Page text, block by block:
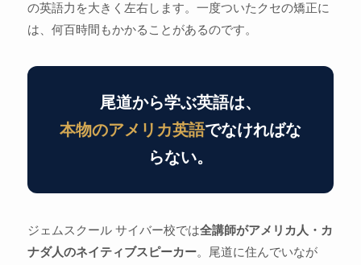
の英語力を大きく左右します。一度ついたクセの矯正に
は、何百時間もかかることがあるのです。
尾道から学ぶ英語は、
本物のアメリカ英語でなければな
らない。
ジェムスクール サイバー校では全講師がアメリカ人・カ
ナダ人のネイティブスピーカー。尾道に住んでいなが